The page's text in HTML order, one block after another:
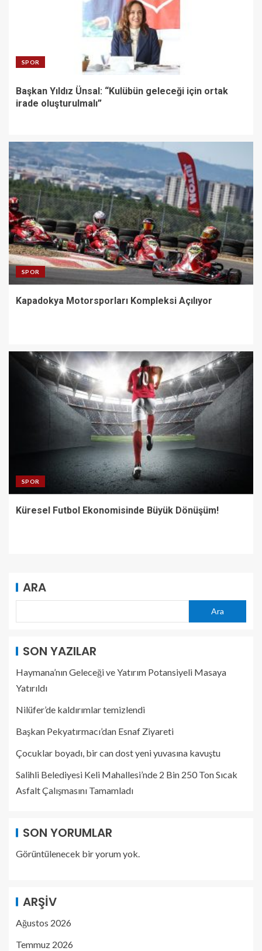
SPOR
Başkan Yıldız Ünsal: “Kulübün geleceği için ortak
irade oluşturulmalı”
SPOR
Kapadokya Motorsporları Kompleksi Açılıyor
SPOR
Küresel Futbol Ekonomisinde Büyük Dönüşüm!
ARA
Ara
SON YAZILAR
Haymana’nın Geleceği ve Yatırım Potansiyeli Masaya
Yatırıldı
Nilüfer’de kaldırımlar temizlendi
Başkan Pekyatırmacı’dan Esnaf Ziyareti
Çocuklar boyadı, bir can dost yeni yuvasına kavuştu
Salihli Belediyesi Keli Mahallesi’nde 2 Bin 250 Ton Sıcak
Asfalt Çalışmasını Tamamladı
SON YORUMLAR
Görüntülenecek bir yorum yok.
ARŞIV
Ağustos 2026
Temmuz 2026